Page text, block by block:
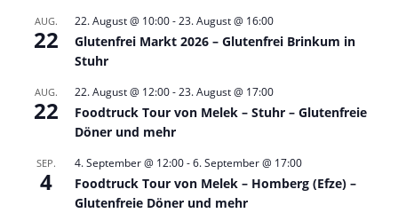
AUG.
22
22. August @ 10:00-23. August @ 16:00
Glutenfrei Markt 2026 – Glutenfrei Brinkum in
Stuhr
AUG.
22
22. August @ 12:00-23. August @ 17:00
Foodtruck Tour von Melek – Stuhr – Glutenfreie
Döner und mehr
SEP.
4
4. September @ 12:00-6. September @ 17:00
Foodtruck Tour von Melek – Homberg (Efze) –
Glutenfreie Döner und mehr